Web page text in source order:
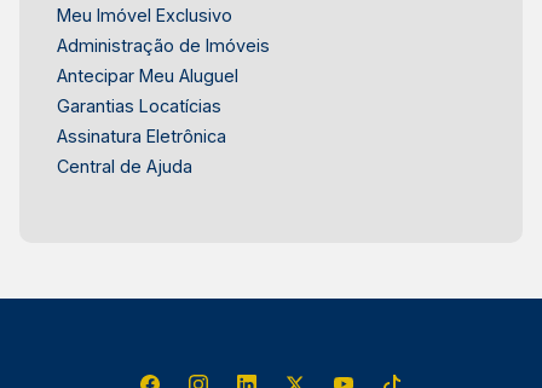
Meu Imóvel Exclusivo
Administração de Imóveis
Antecipar Meu Aluguel
Garantias Locatícias
Assinatura Eletrônica
Central de Ajuda